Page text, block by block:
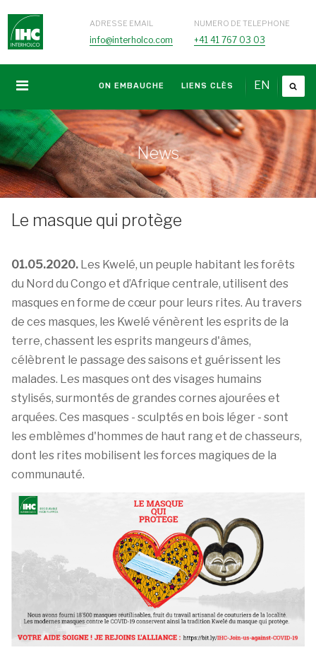
ADRESSE EMAIL
info@interholco.com
NUMERO DE TELEPHONE
+41 41 767 03 03
EN
ON EMBAUCHE LIENS CLÈS
News
Le masque qui protège
01.05.2020. Les Kwelé, un peuple habitant les forêts
du Nord du Congo et d’Afrique centrale, utilisent des
masques en forme de cœur pour leurs rites. Au travers
de ces masques, les Kwelé vénèrent les esprits de la
terre, chassent les esprits mangeurs d'âmes,
célèbrent le passage des saisons et guérissent les
malades. Les masques ont des visages humains
stylisés, surmontés de grandes cornes ajourées et
arquées. Ces masques - sculptés en bois léger - sont
les emblèmes d'hommes de haut rang et de chasseurs,
dont les rites mobilisent les forces magiques de la
communauté.